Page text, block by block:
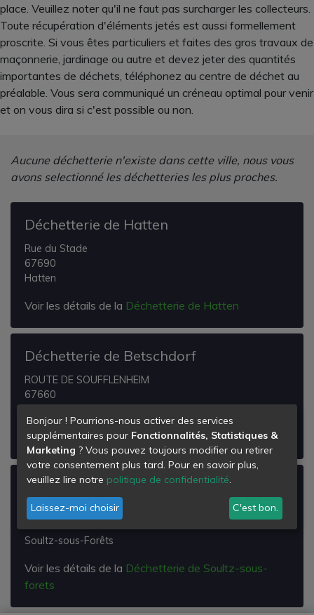
place. Veuillez noter qu'il ne faut pas surcharger les collecteurs.
Toute récupération d'éléments jetés est aussi formellement
proscrite. Si vous êtes particuliers et faites des gros travaux de
maçonnerie, jardinage ou autre et devez jeter des quantités
importantes de déchets, téléphonez au centre de déchet au
préalable. Vous sera communiqué un créneau optimal pour venir
et on vous dira si c'est possible ou non.
Aucune déchetterie n'existe dans cette ville, nous vous
avons selectionné les déchetteries les plus proches.
Déchetterie de Hatten
Rue du Stade
67690
Hatten
Voir les détails de la Déchetterie de Hatten
Déchetterie de Betschdorf
ROUTE DE SOUFFLENHEIM
67660
Voir les détails de laDéchetterie de Betschdorf
Déchetterie de Soultz-sous-forets
ZA du Roesselbach
Soultz-sous-Forêts
Voir les détails de la Déchetterie de Soultz-sous-
forets
Bonjour ! Pourrions-nous activer des services
supplémentaires pour Fonctionnalités, Statistiques &
Marketing ? Vous pouvez toujours modifier ou retirer
votre consentement plus tard. Pour en savoir plus,
veuillez lire notre politique de confidentialité.
Laissez-moi choisir C'est bon.